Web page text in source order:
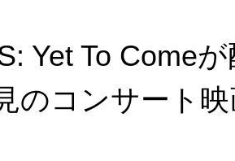
Yet To Come
のコンサート